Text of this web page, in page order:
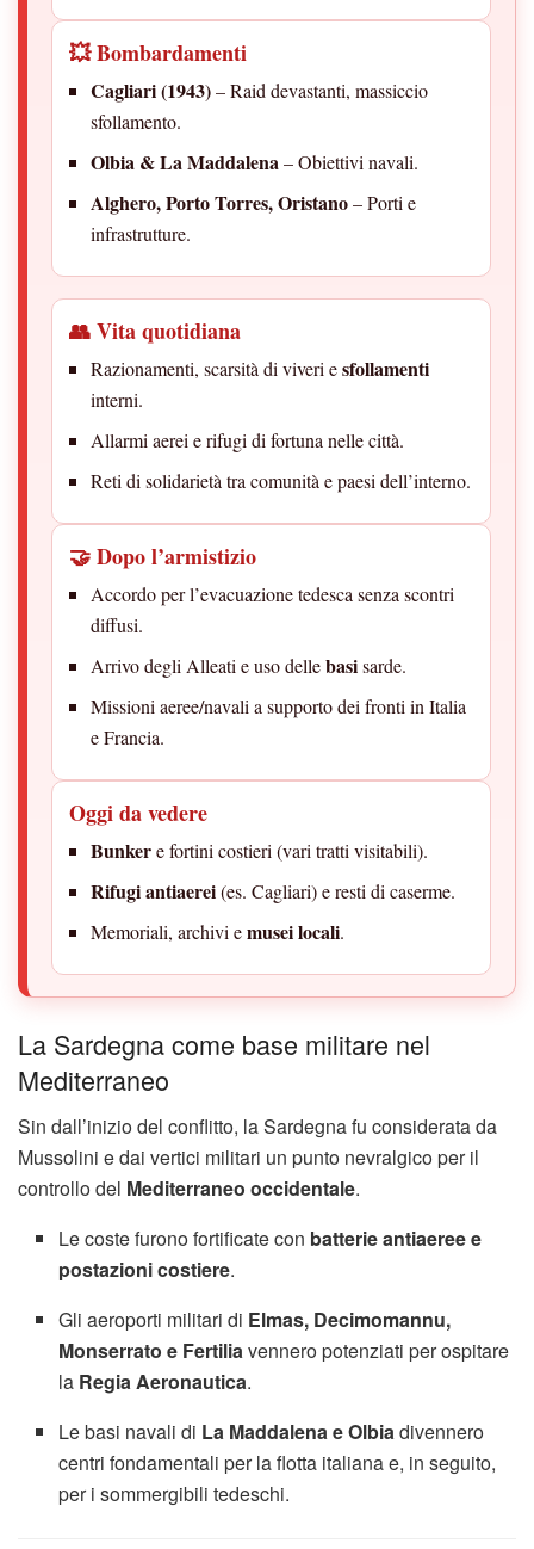
💥 Bombardamenti
Cagliari (1943)– Raid devastanti, massiccio
sfollamento.
Olbia & La Maddalena– Obiettivi navali.
Alghero, Porto Torres, Oristano– Porti e
infrastrutture.
👥 Vita quotidiana
Razionamenti, scarsità di viveri esfollamenti
interni.
Allarmi aerei e rifugi di fortuna nelle città.
Reti di solidarietà tra comunità e paesi dell’interno.
🤝 Dopo l’armistizio
Accordo per l’evacuazione tedesca senza scontri
diffusi.
Arrivo degli Alleati e uso dellebasisarde.
Missioni aeree/navali a supporto dei fronti in Italia
e Francia.
Oggi da vedere
Bunkere fortini costieri (vari tratti visitabili).
Rifugi antiaerei(es. Cagliari) e resti di caserme.
Memoriali, archivi emusei locali.
La Sardegna come base militare nel
Mediterraneo
Sin dall’inizio del conflitto, la Sardegna fu considerata da
Mussolini e dai vertici militari un punto nevralgico per il
controllo del Mediterraneo occidentale.
Le coste furono fortificate con batterie antiaeree e
postazioni costiere.
Gli aeroporti militari di Elmas, Decimomannu,
Monserrato e Fertilia vennero potenziati per ospitare
la Regia Aeronautica.
Le basi navali di La Maddalena e Olbia divennero
centri fondamentali per la flotta italiana e, in seguito,
per i sommergibili tedeschi.